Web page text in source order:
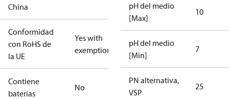
China
Conformidad
con RoHS de
la UE
Yes with
exemptions
Contiene
baterías
No
pH del medio
[Max]
10
pH del medio
[Min]
7
PN alternativa,
VSP
25